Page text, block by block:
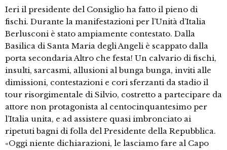
Ieri il presidente del Consiglio ha fatto il pieno di
fischi. Durante la manifestazioni per l’Unità d’Italia
Berlusconi è stato ampiamente contestato. Dalla
Basilica di Santa Maria degli Angeli è scappato dalla
porta secondaria Altro che festa! Un calvario di fischi,
insulti, sarcasmi, allusioni al bunga bunga, inviti alle
dimissioni, contestazioni e cori sferzanti da stadio il
tour risorgimentale di Silvio, costretto a partecipare da
attore non protagonista al centocinquantesimo per
l’Italia unita, e ad assistere quasi imbronciato ai
ripetuti bagni di folla del Presidente della Repubblica.
«Oggi niente dichiarazioni, le lasciamo fare al Capo